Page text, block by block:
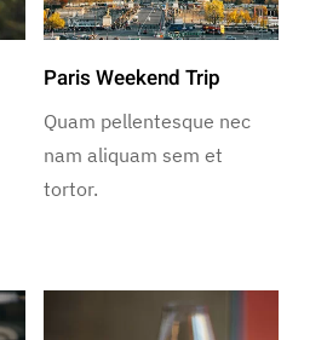
Paris Weekend Trip
Quam pellentesque nec
nam aliquam sem et
tortor.